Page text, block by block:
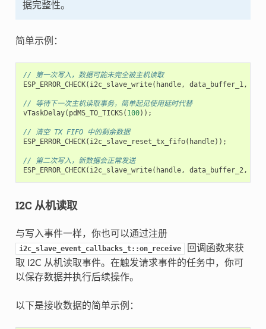
据完整性。
简单示例：
// 第一次写入，数据可能未完全被主机读取
ESP_ERROR_CHECK( i2c_slave_write( handle, data_buffer_1,
// 等待下一次主机读取事务，简单起见使用延时代替
vTaskDelay( pdMS_TO_TICKS( 100));
// 清空 TX FIFO 中的剩余数据
ESP_ERROR_CHECK( i2c_slave_reset_tx_fifo( handle));
// 第二次写入，新数据会正常发送
ESP_ERROR_CHECK( i2c_slave_write( handle, data_buffer_2,
I2C 从机读取
与写入事件一样，你也可以通过注册
i2c_slave_event_callbacks_t::on_receive
回调函数来获
取 I2C 从机读取事件。在触发请求事件的任务中，你可
以保存数据并执行后续操作。
以下是接收数据的简单示例：